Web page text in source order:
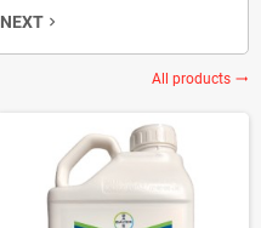
NEXT navigate_next
All products trending_flat